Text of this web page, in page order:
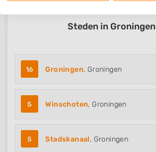
Steden in Groningen
16 Groningen, Groningen
5 Winschoten, Groningen
5 Stadskanaal, Groningen